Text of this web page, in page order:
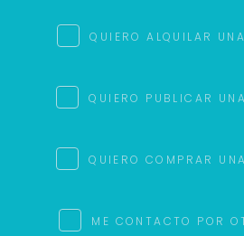
QUIERO ALQUILAR
QUIERO PUBLICAR
QUIERO COMPRAR
ME CONTACTO POR